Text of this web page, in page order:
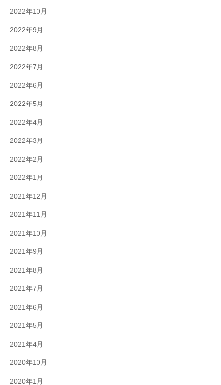
2022年10月
2022年9月
2022年8月
2022年7月
2022年6月
2022年5月
2022年4月
2022年3月
2022年2月
2022年1月
2021年12月
2021年11月
2021年10月
2021年9月
2021年8月
2021年7月
2021年6月
2021年5月
2021年4月
2020年10月
2020年1月